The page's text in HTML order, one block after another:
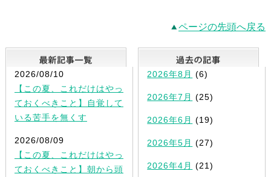
ページの先頭へ戻る
最新記事一覧
2026/08/10
【この夏、これだけはやっ
ておくべきこと】自覚して
いる苦手を無くす
2026/08/09
【この夏、これだけはやっ
ておくべきこと】朝から頭
2026年8月 (6)
2026年7月 (25)
2026年6月 (19)
2026年5月 (27)
2026年4月 (21)